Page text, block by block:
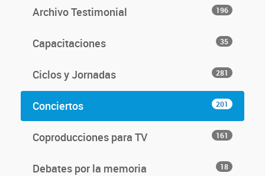
Archivo Testimonial 196
Capacitaciones 35
Ciclos y Jornadas 281
Conciertos 201
Coproducciones para TV 161
Debates por la memoria 18